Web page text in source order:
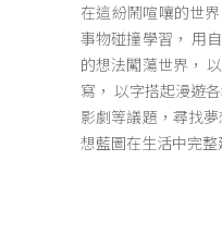
在這紛鬧喧嚷的世
事物碰撞學習， 用
的想法闖蕩世界，
寫， 以字搭起漫遊
影劇等議題，尋找
想藍圖在生活中完整